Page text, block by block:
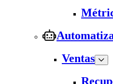
Ventas